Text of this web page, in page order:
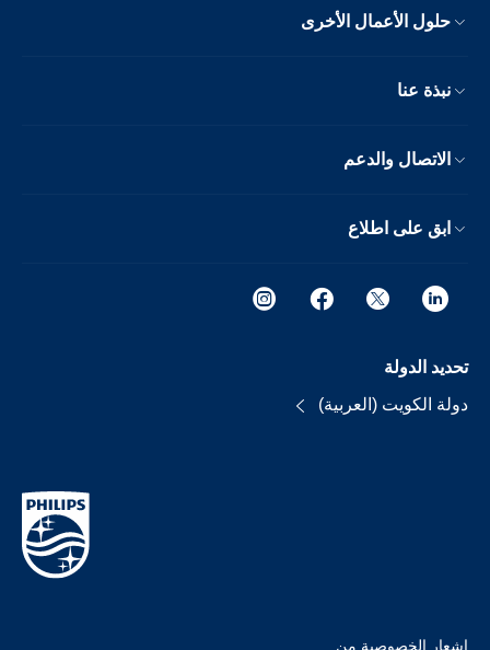
حلول الأعمال الأخرى
نبذة عنا
الاتصال والدعم
ابق على اطلاع
تحديد الدولة
دولة الكويت (العربية)
إشعار الخصوصية من